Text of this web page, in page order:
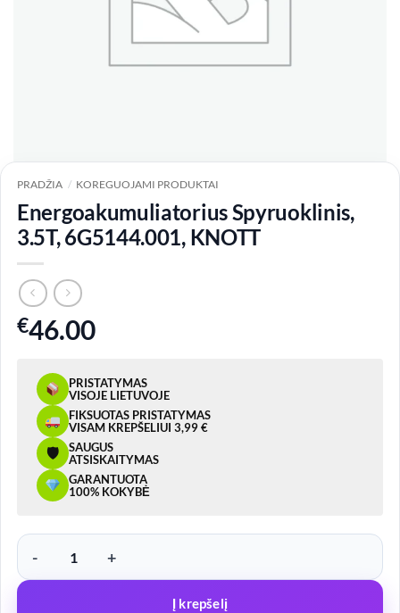
PRADŽIA / KOREGUOJAMI PRODUKTAI
Energoakumuliatorius Spyruoklinis,
3.5T, 6G5144.001, KNOTT
€46.00
PRISTATYMAS
VISOJE LIETUVOJE
FIKSUOTAS PRISTATYMAS
VISAM KREPŠELIUI 3,99 €
🛡
SAUGUS
ATSISKAITYMAS
GARANTUOTA
100% KOKYBĖ
produkto kiekis: Energoakumuliatorius Spyruoklinis, 3.5T,
Į krepšelį